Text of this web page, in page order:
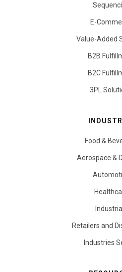
E-
Value-Added
B2B
B2C
3PL
Food &
Aerospace &
Retailers and
Industries